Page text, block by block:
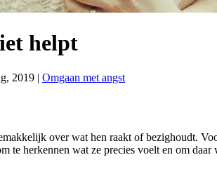
helpt
2019 | Omgaan met angst
over wat hen raakt of bezighoudt.
te herkennen wat ze precies voelt en om daar